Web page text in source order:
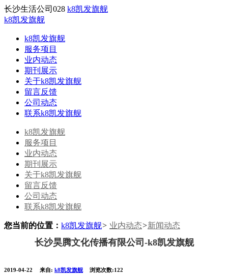
长沙生活公司028 k8凯发旗舰
k8凯发旗舰
k8凯发旗舰
服务项目
业内动态
期刊展示
关于k8凯发旗舰
留言反馈
公司动态
联系k8凯发旗舰
k8凯发旗舰
服务项目
业内动态
期刊展示
关于k8凯发旗舰
留言反馈
公司动态
联系k8凯发旗舰
您当前的位置： k8凯发旗舰> 业内动态>新闻动态
长沙昊腾文化传播有限公司-k8凯发旗舰
2019-04-22 来自: k8凯发旗舰 浏览次数:122